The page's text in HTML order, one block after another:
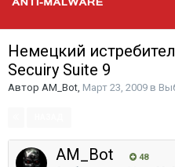
Немецкий
Secuiry Suite 9
Автор AM_Bot, Март 23, 2009 в
AM_Bot 48